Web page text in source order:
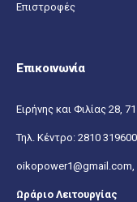
Επιστροφές
Επικοινωνία
Ειρήνης και Φιλίας 28,
Τηλ. Κέντρο: 2810 319600
oikopower1@gmail.com,
Ωράριο Λειτουργίας